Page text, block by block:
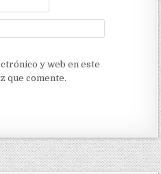
y web en este
que comente.